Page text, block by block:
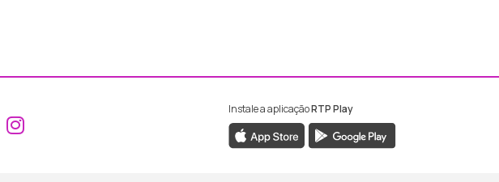
Aceder ao Facebook da RTP Madeira
Aceder ao Instagram da RTP Madeira
Instale a aplicaçãoRTP Play